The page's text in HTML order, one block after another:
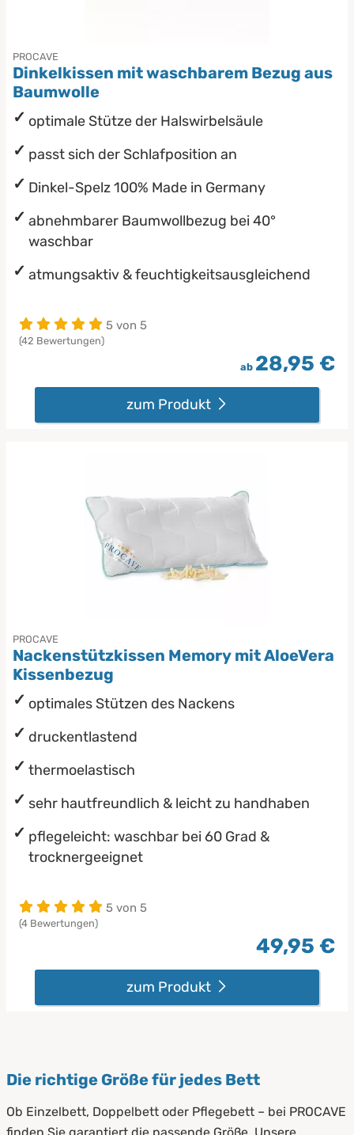
PROCAVE
Dinkelkissen mit waschbarem Bezug aus
Baumwolle
optimale Stütze der Halswirbelsäule
passt sich der Schlafposition an
Dinkel-Spelz 100% Made in Germany
abnehmbarer Baumwollbezug bei 40°
waschbar
atmungsaktiv & feuchtigkeitsausgleichend
5 von 5
(42 Bewertungen)
ab 28,95 €
zum Produkt
PROCAVE
Nackenstützkissen Memory mit AloeVera
Kissenbezug
optimales Stützen des Nackens
druckentlastend
thermoelastisch
sehr hautfreundlich & leicht zu handhaben
pflegeleicht: waschbar bei 60 Grad &
trocknergeeignet
5 von 5
(4 Bewertungen)
49,95 €
zum Produkt
Die richtige Größe für jedes Bett
Ob Einzelbett, Doppelbett oder Pflegebett – bei PROCAVE